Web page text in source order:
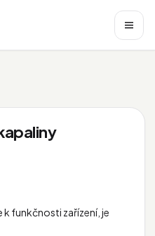
k funkčnosti zařízení, je